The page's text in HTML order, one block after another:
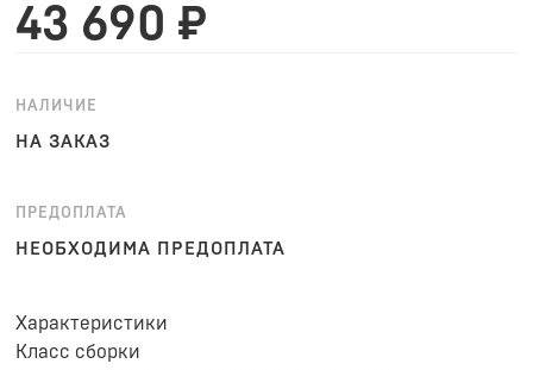
43 690 ₽
НАЛИЧИЕ
НА ЗАКАЗ
ПРЕДОПЛАТА
НЕОБХОДИМА ПРЕДОПЛАТА
Характеристики
Класс сборки